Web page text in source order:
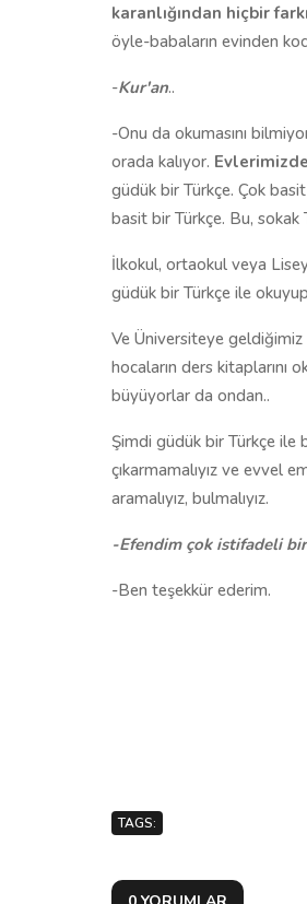
karanlığından hiçbir
öyle-babaların evinden
-Kur'an..
-Onu da okumasını
orada kalıyor.
güdük bir Türkçe. Çok
basit bir Türkçe. Bu, sokak
İlkokul, ortaokul veya
güdük bir Türkçe ile
Ve Üniversiteye geldiğimiz
hocaların ders kitaplarını
büyüyorlar da ondan..
Şimdi güdük bir Türkçe ile
çıkarmamalıyız ve evvel
aramalıyız, bulmalıyız.
-Efendim çok istifadeli
-Ben teşekkür ederim.
TAGS: